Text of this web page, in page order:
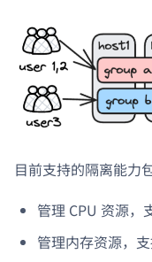
目前支持的隔离能力包
管理 CPU 资源，
管理内存资源，